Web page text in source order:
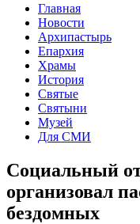
Главная
Новости
Архипастырь
Епархия
Храмы
История
Святые
Святыни
Музей
Для СМИ
Социальный
организовал
бездомных